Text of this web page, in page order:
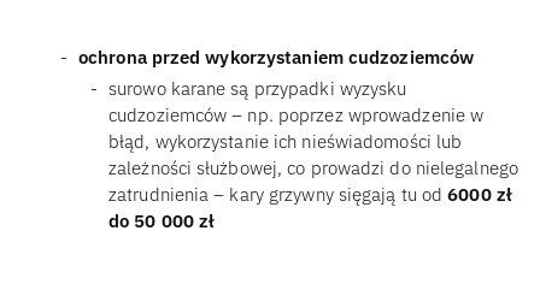
ochrona przed wykorzystaniem cudzoziemców
surowo karane są przypadki wyzysku
cudzoziemców – np. poprzez wprowadzenie w
błąd, wykorzystanie ich nieświadomości lub
zależności służbowej, co prowadzi do nielegalnego
zatrudnienia – kary grzywny sięgają tu od6000 zł
do 50 000 zł